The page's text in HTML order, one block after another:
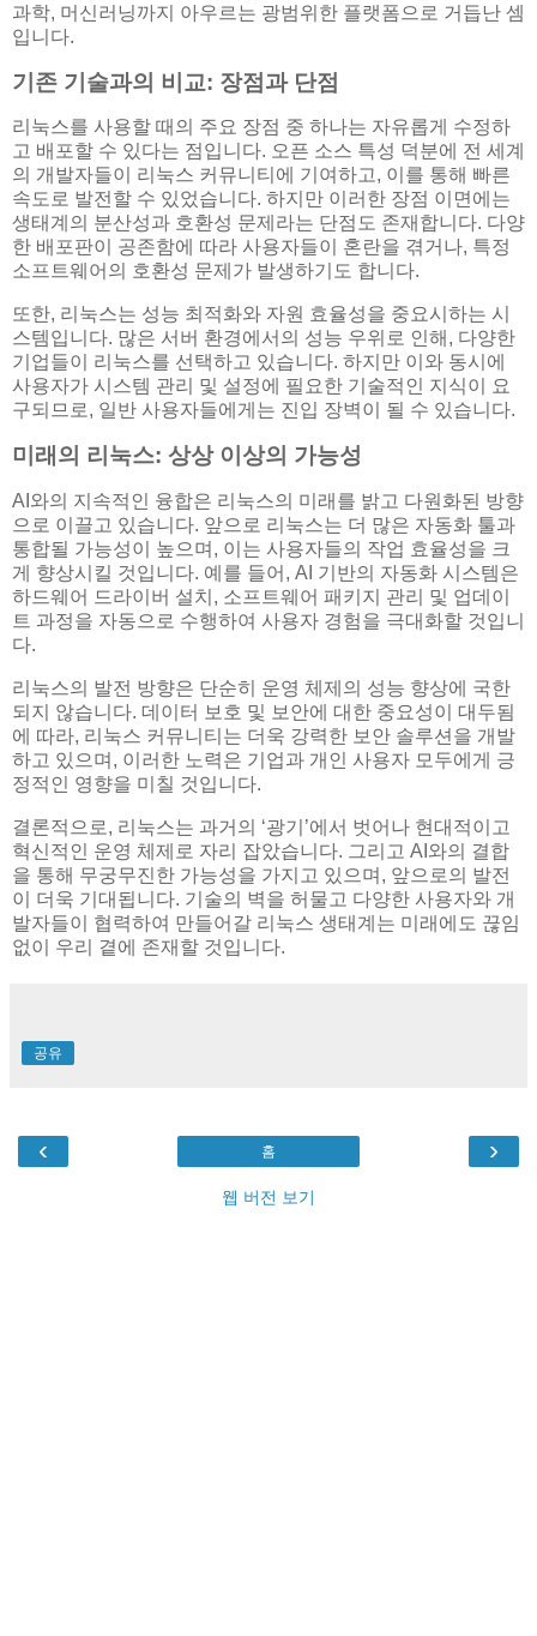
과학, 머신러닝까지 아우르는 광범위한 플랫폼으로 거듭난 셈
입니다.
기존 기술과의 비교: 장점과 단점
리눅스를 사용할 때의 주요 장점 중 하나는 자유롭게 수정하
고 배포할 수 있다는 점입니다. 오픈 소스 특성 덕분에 전 세계
의 개발자들이 리눅스 커뮤니티에 기여하고, 이를 통해 빠른
속도로 발전할 수 있었습니다. 하지만 이러한 장점 이면에는
생태계의 분산성과 호환성 문제라는 단점도 존재합니다. 다양
한 배포판이 공존함에 따라 사용자들이 혼란을 겪거나, 특정
소프트웨어의 호환성 문제가 발생하기도 합니다.
또한, 리눅스는 성능 최적화와 자원 효율성을 중요시하는 시
스템입니다. 많은 서버 환경에서의 성능 우위로 인해, 다양한
기업들이 리눅스를 선택하고 있습니다. 하지만 이와 동시에
사용자가 시스템 관리 및 설정에 필요한 기술적인 지식이 요
구되므로, 일반 사용자들에게는 진입 장벽이 될 수 있습니다.
미래의 리눅스: 상상 이상의 가능성
AI와의 지속적인 융합은 리눅스의 미래를 밝고 다원화된 방향
으로 이끌고 있습니다. 앞으로 리눅스는 더 많은 자동화 툴과
통합될 가능성이 높으며, 이는 사용자들의 작업 효율성을 크
게 향상시킬 것입니다. 예를 들어, AI 기반의 자동화 시스템은
하드웨어 드라이버 설치, 소프트웨어 패키지 관리 및 업데이
트 과정을 자동으로 수행하여 사용자 경험을 극대화할 것입니
다.
리눅스의 발전 방향은 단순히 운영 체제의 성능 향상에 국한
되지 않습니다. 데이터 보호 및 보안에 대한 중요성이 대두됨
에 따라, 리눅스 커뮤니티는 더욱 강력한 보안 솔루션을 개발
하고 있으며, 이러한 노력은 기업과 개인 사용자 모두에게 긍
정적인 영향을 미칠 것입니다.
결론적으로, 리눅스는 과거의 ‘광기’에서 벗어나 현대적이고
혁신적인 운영 체제로 자리 잡았습니다. 그리고 AI와의 결합
을 통해 무궁무진한 가능성을 가지고 있으며, 앞으로의 발전
이 더욱 기대됩니다. 기술의 벽을 허물고 다양한 사용자와 개
발자들이 협력하여 만들어갈 리눅스 생태계는 미래에도 끊임
없이 우리 곁에 존재할 것입니다.
공유
‹ ›
홈
웹 버전 보기